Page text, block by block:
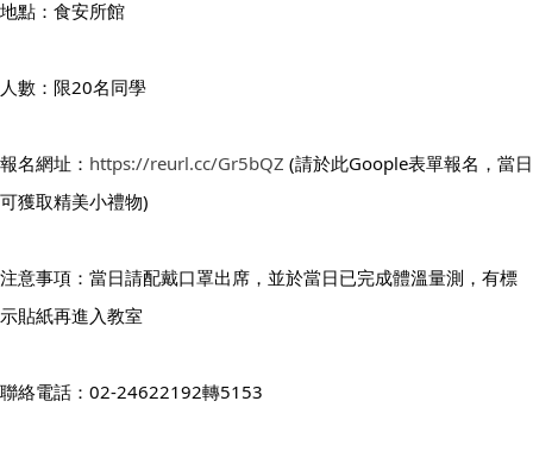
地點：食安所館
人數：限20名同學
報名網址： https://reurl.cc/Gr5bQZ (請於此Goople表單報名，當日
可獲取精美小禮物)
注意事項：當日請配戴口罩出席，並於當日已完成體溫量測，有標
示貼紙再進入教室
聯絡電話：02-24622192轉5153